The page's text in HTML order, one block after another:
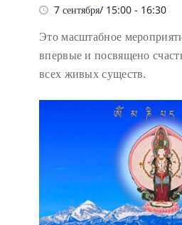
7 сентября/ 15:00 - 16:30
Это масштабное
впервые и посвящено
всех живых существ.